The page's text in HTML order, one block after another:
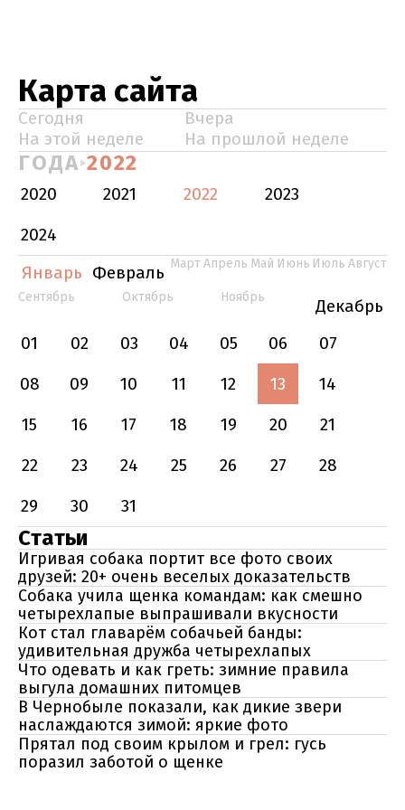
Карта сайта
Сегодня
Вчера
На этой неделе
На прошлой неделе
ГОДА 2022
2020 2021 2022
2023
2024
Январь Февраль МартАпрель Май Июнь Июль Август
Сентябрь Октябрь Ноябрь
Декабрь
01
02 03 04 05 06
07
08
09 10 11 12 13
14
15
16 17 18 19 20
21
22
23 24 25 26 27
28
29
30 31
Статьи
Игривая собака портит все фото своих
друзей: 20+ очень веселых доказательств
Собака учила щенка командам: как смешно
четырехлапые выпрашивали вкусности
Кот стал главарём собачьей банды:
удивительная дружба четырехлапых
Что одевать и как греть: зимние правила
выгула домашних питомцев
В Чернобыле показали, как дикие звери
наслаждаются зимой: яркие фото
Прятал под своим крылом и грел: гусь
поразил заботой о щенке